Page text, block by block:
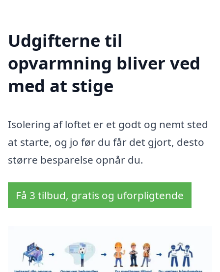
Udgifterne til
opvarmning bliver ved
med at stige
Isolering af loftet er et godt og nemt sted
at starte, og jo før du får det gjort, desto
større besparelse opnår du.
Få 3 tilbud, gratis og uforpligtende